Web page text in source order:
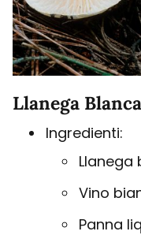
Llanega
Ingredienti:
Llanega
Vino
Panna